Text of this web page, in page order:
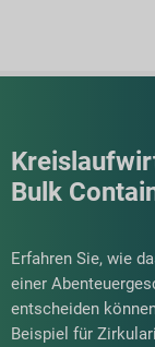
Bulk
Erfahren Sie, wie
einer
entscheiden
Beispiel für